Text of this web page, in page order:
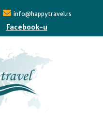
info@happytravel.rs
Facebook-u